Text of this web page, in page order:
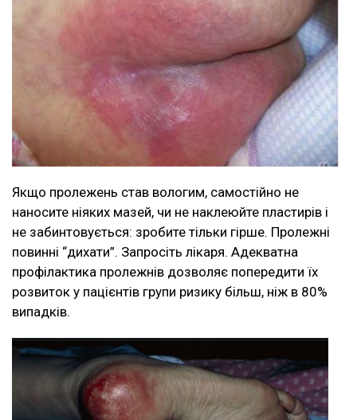
Якщо пролежень став вологим, самостійно не
наносите ніяких мазей, чи не наклеюйте пластирів і
не забинтовується: зробите тільки гірше. Пролежні
повинні “дихати”. Запросіть лікаря. Адекватна
профілактика пролежнів дозволяє попередити їх
розвиток у пацієнтів групи ризику більш, ніж в 80%
випадків.